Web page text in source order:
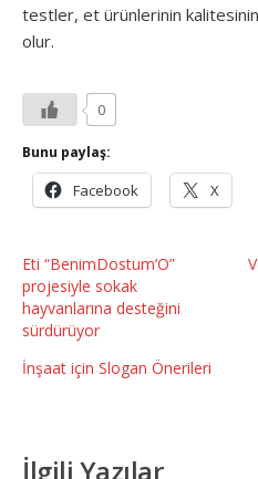
testler, et ürünlerinin
olur.
0
Bunu paylaş:
Facebook X
Eti “BenimDostum’O”
projesiyle sokak
hayvanlarına desteğini
sürdürüyor
İnşaat için Slogan Önerileri
İlgili Yazılar